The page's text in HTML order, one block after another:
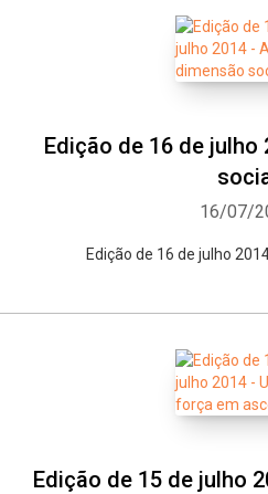
Edição de 16 de julho
16/07/
Edição de 16 de julho
Edição de 15 de julho
Facebook